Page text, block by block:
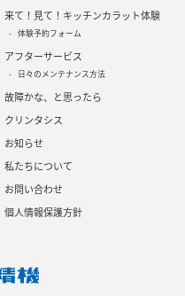
来て！見て！キッチンカラット体験
体験予約フォーム
アフターサービス
日々のメンテナンス方法
故障かな、と思ったら
クリンタシス
お知らせ
私たちについて
お問い合わせ
個人情報保護方針